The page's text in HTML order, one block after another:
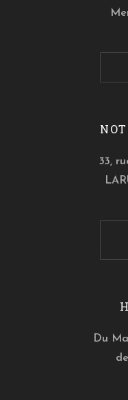
33,
Du